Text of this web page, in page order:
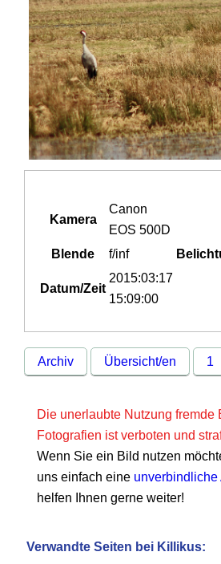
Kamera
Canon
EOS 500D
Blende
f/inf
Datum/Zeit
2015:03:17
15:09:00
Archiv Übersicht/en 1
Die unerlaubte Nutzung fremde
Fotografien ist verboten und
Wenn Sie ein Bild nutzen
uns einfach eine unverbindliche
helfen Ihnen gerne weiter!
Verwandte Seiten bei Killikus: